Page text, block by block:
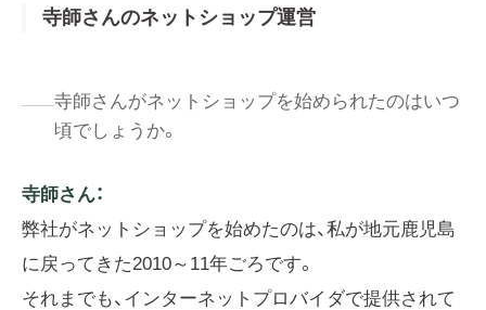
寺師さんのネットショップ運営
寺師さんがネットショップを始められたのはいつ
頃でしょうか。
寺師さん：
弊社がネットショップを始めたのは、私が地元鹿児島
に戻ってきた2010～11年ごろです。
それまでも、インターネットプロバイダで提供されて